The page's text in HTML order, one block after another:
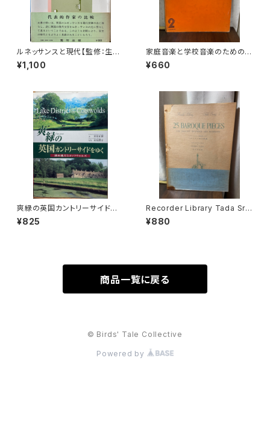
ルネッサンスと現代【監修：生地
竹郎 ピーター・ミルワード】出版
社：荒竹出版 昭和54年
¥1,100
家庭音楽と学校音楽のための小
合奏 フィオリ・ムジカーリ2【著
者：野村満男】出版社：全音楽譜
¥660
爽緑の英国カントリーサイドを
ゆく【著者：末安正博 写真：末安
潤子】出版社：成隆出版 2000
¥825
Recorder Library Tada Srie
s1 25 BAROQUE PIECES FO
R TREBLE RECORDER AND
¥880
商品一覧に戻る
© Birds' Tale Collective
Powered by